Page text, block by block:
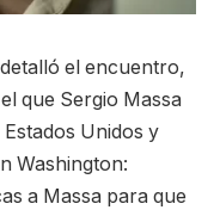
el encuentro,
que Sergio Massa
Unidos y
Washington:
a Massa para que